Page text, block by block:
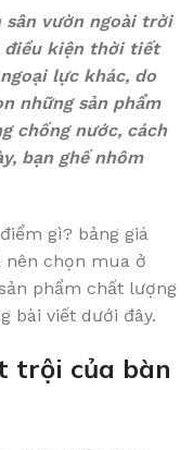
sân vườn ngoài trời
điều kiện thời tiết
lực khác, do
những sản phẩm
chống nước, cách
bạn ghế nhôm
gì? bảng giá
nên chọn mua ở
phẩm chất lượng
bài viết dưới đây.
trội của bàn